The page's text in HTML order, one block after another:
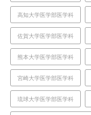
高知大学医学部医学科
佐賀大学医学部医学科
熊本大学医学部医学科
宮崎大学医学部医学科
琉球大学医学部医学科